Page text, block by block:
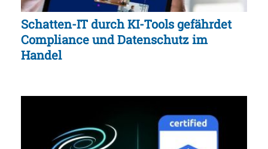
Schatten-IT durch KI-Tools gefährdet
Compliance und Datenschutz im
Handel